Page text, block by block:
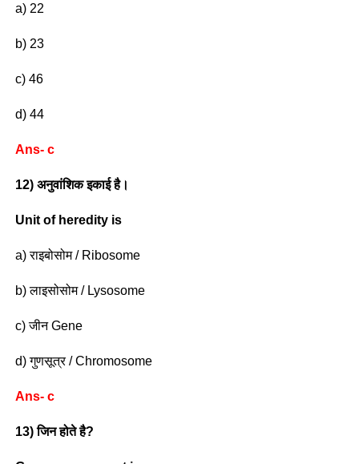
a) 22
b) 23
c) 46
d) 44
Ans- c
12) अनुवांशिक इकाई है।
Unit of heredity is
a) राइबोसोम / Ribosome
b) लाइसोसोम / Lysosome
c) जीन Gene
d) गुणसूत्र / Chromosome
Ans- c
13) जिन होते है?